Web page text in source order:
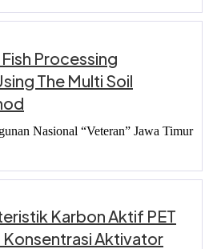
Processing
The Multi Soil
Nasional “Veteran” Jawa Timur
Karbon Aktif PET
Konsentrasi Aktivator